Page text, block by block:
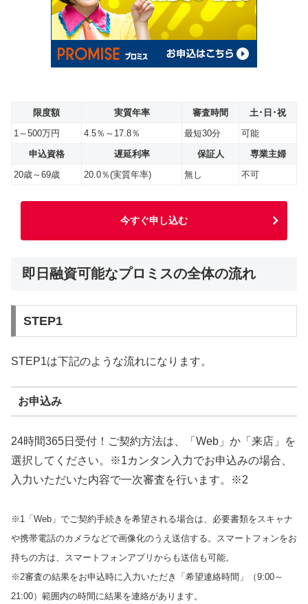
限度額 実質年率 審査時間
土･日･祝
1～500万円
4.5％～17.8％ 最短30分
可能
申込資格
遅延利率 保証人
専業主婦
20歳～69歳
20.0％(実質年率) 無し 不可
今すぐ申し込む
即日融資可能なプロミスの全体の流れ
STEP1
STEP1は下記のような流れになります。
お申込み
24時間365日受付！ご契約方法は、「Web」か「来店」を
選択してください。※1カンタン入力でお申込みの場合、
入力いただいた内容で一次審査を行います。※2
※1「Web」でご契約手続きを希望される場合は、必要書類をスキャナ
や携帯電話のカメラなどで画像化のうえ送信する。スマートフォンをお
持ちの方は、スマートフォンアプリからも送信も可能。
※2審査の結果をお申込時に入力いただき「希望連絡時間」（9:00～
21:00）範囲内の時間に結果を連絡があります。